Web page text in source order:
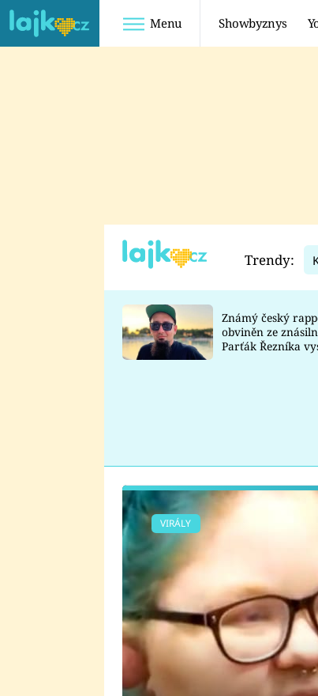
Menu Showbyznys
TADEÁŠ
DATEL
Trendy:
Známý český
obviněn ze
Parťák Řezníka
VIRÁLY